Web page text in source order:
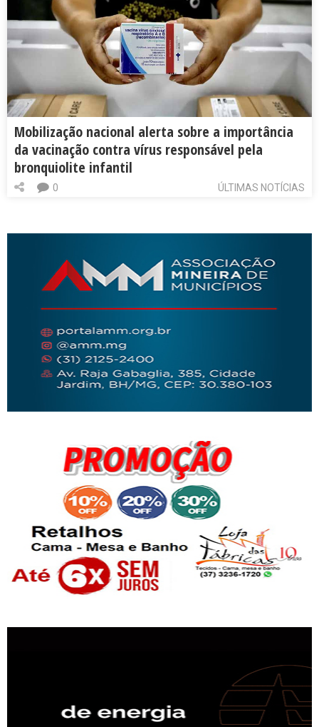
Mobilização nacional alerta sobre a importância
da vacinação contra vírus responsável pela
bronquiolite infantil
ÚLTIMAS NOTÍCIAS
0